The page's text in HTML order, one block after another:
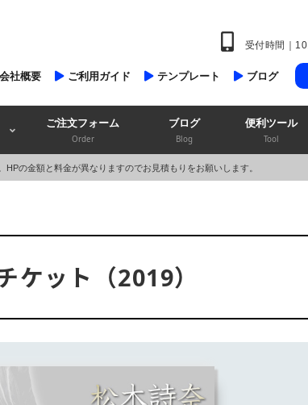
受付時間｜
会社概要 ご利用ガイド テンプレート ブログ
ご注文フォーム
Order
ブログ
Blog
便利ツール
Tool
の金額と料金が異なりますのでお見積もりをお願いします。
ケット（2019）